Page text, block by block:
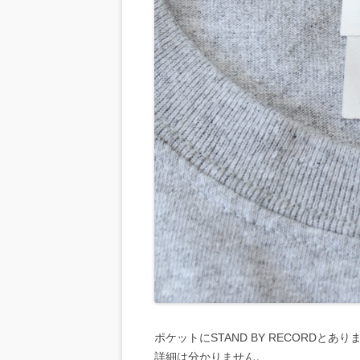
ポケットにSTAND BY RECORDとあり
詳細は分かりません。